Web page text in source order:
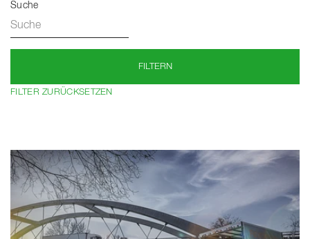
Suche
FILTERN
FILTER ZURÜCKSETZEN